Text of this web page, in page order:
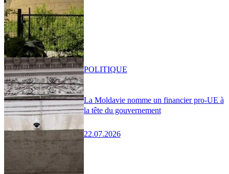
La Moldavie nomme un financier pro-UE à
la tête du gouvernement
22.07.2026
POLITIQUE